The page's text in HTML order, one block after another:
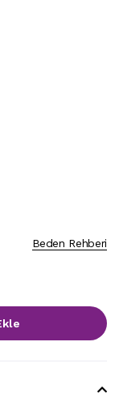
Beden Rehberi